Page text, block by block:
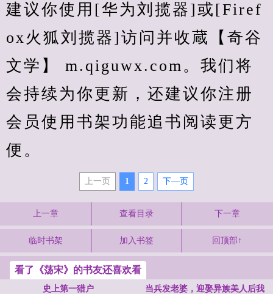
建议你使用[华为刘揽器]或[Firef
ox火狐刘揽器]访问并收蔵【奇谷
文学】 m.qiguwx.com。我们将
会持续为你更新，还建议你注册
会员使用书架功能追书阅读更方
便。
上一页 1 2 下—页
上一章 查看目录 下一章
临时书架 加入书签 回顶部↑
看了《荡宋》的书友还喜欢看
史上第一猎户
当兵发老婆，迎娶异族美人后我